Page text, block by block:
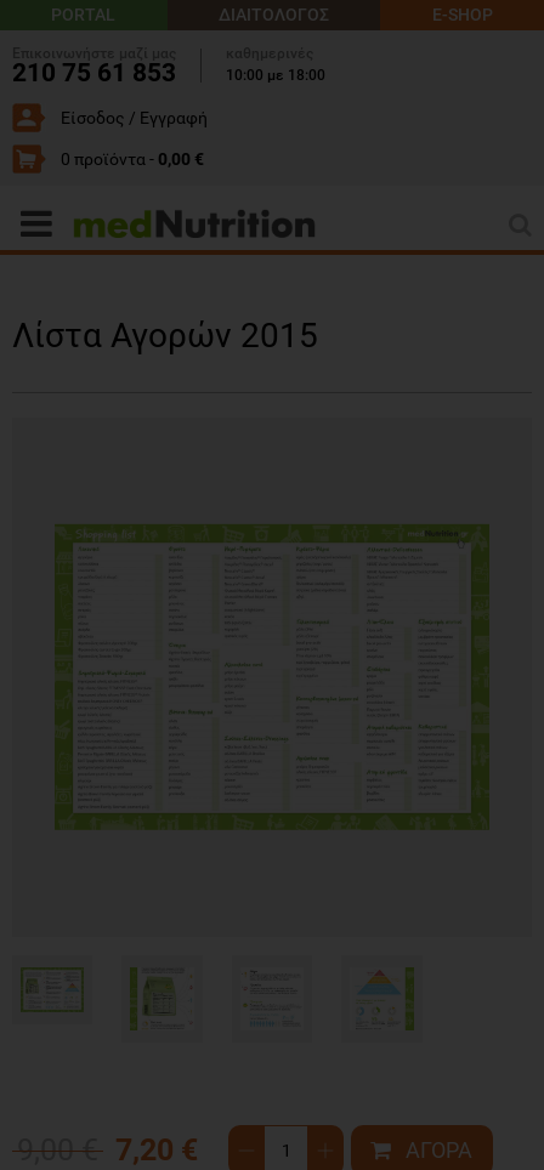
PORTAL ΔΙΑΙΤΟΛΟΓΟΣ E-SHOP
210 75 61 853
10:00 με 18:00
Είσοδος / Εγγραφή
0 προϊόντα - 0,00 €
Λίστα Αγορών 2015
9,00 € 7,20 €